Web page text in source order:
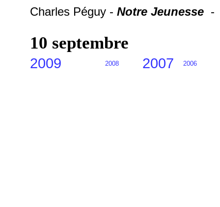
Charles Péguy - Notre Jeunesse -
10 septembre
2009 2008 2007 2006